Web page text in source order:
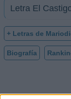
Letra El
+ Letras de
Biografía